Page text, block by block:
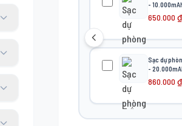
-
650.000 ₫
Sạc dự
-
860.000 ₫